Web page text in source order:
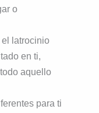
o
el latrocinio
en ti,
aquello
para ti